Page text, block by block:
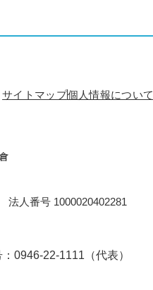
サイトマップ個人情報について
法人番号 1000020402281
0946-22-1111（代表）